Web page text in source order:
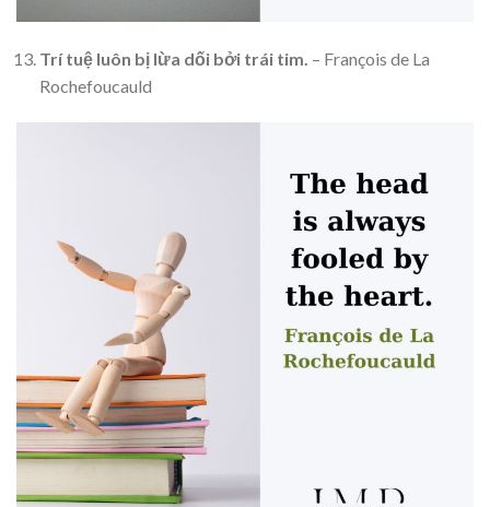
Trí tuệ luôn bị lừa dối bởi trái tim. – François de La
Rochefoucauld